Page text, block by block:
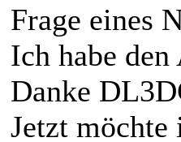
Frage eines
Ich habe
Danke
Jetzt